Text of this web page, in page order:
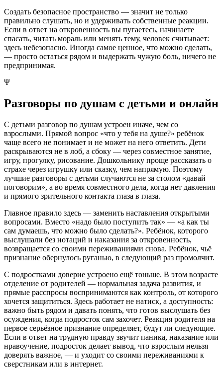
Создать безопасное пространство — значит не только
правильно слушать, но и удерживать собственные реакции.
Если в ответ на откровенность вы пугаетесь, начинаете
спасать, читать мораль или менять тему, человек считывает:
здесь небезопасно. Иногда самое ценное, что можно сделать,
— просто остаться рядом и выдержать чужую боль, ничего не
предпринимая.
Ψ
Разговоры по душам с детьми и онлайн
С детьми разговор по душам устроен иначе, чем со
взрослыми. Прямой вопрос «что у тебя на душе?» ребёнок
чаще всего не понимает и не может на него ответить. Дети
раскрываются не в лоб, а сбоку — через совместное занятие,
игру, прогулку, рисование. Дошкольнику проще рассказать о
страхе через игрушку или сказку, чем напрямую. Поэтому
лучшие разговоры с детьми случаются не за столом «давай
поговорим», а во время совместного дела, когда нет давления
и прямого зрительного контакта глаза в глаза.
Главное правило здесь — заменить наставления открытыми
вопросами. Вместо «надо было поступить так» — «а как ты
сам думаешь, что можно было сделать?». Ребёнок, которого
выслушали без нотаций и наказания за откровенность,
возвращается со своими переживаниями снова. Ребёнок, чьё
признание обернулось руганью, в следующий раз промолчит.
С подростками доверие устроено ещё тоньше. В этом возрасте
отделение от родителей — нормальная задача развития, и
прямые расспросы воспринимаются как контроль, от которого
хочется защититься. Здесь работает не натиск, а доступность:
важно быть рядом и давать понять, что готов выслушать без
осуждения, когда подросток сам захочет. Реакция родителя на
первое серьёзное признание определяет, будут ли следующие.
Если в ответ на трудную правду звучит паника, наказание или
нравоучение, подросток делает вывод, что взрослым нельзя
доверять важное, — и уходит со своими переживаниями к
сверстникам или в интернет.